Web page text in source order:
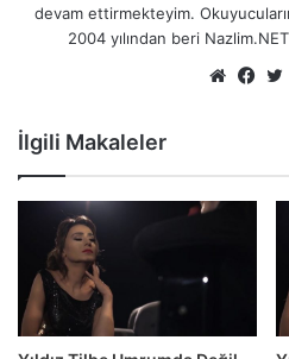
devam ettirmekteyim.
2004 yılından beri
İlgili Makaleler